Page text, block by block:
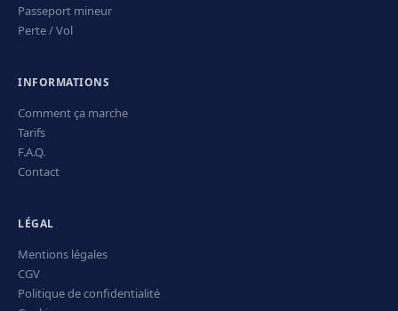
Passeport mineur
Perte / Vol
INFORMATIONS
Comment ça marche
Tarifs
F.A.Q.
Contact
LÉGAL
Mentions légales
CGV
Politique de confidentialité